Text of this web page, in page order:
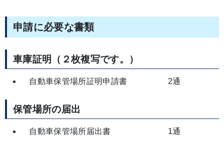
申請に必要な書類
車庫証明（２枚複写です。）
自動車保管場所証明申請書 2通
保管場所の届出
自動車保管場所届出書 1通